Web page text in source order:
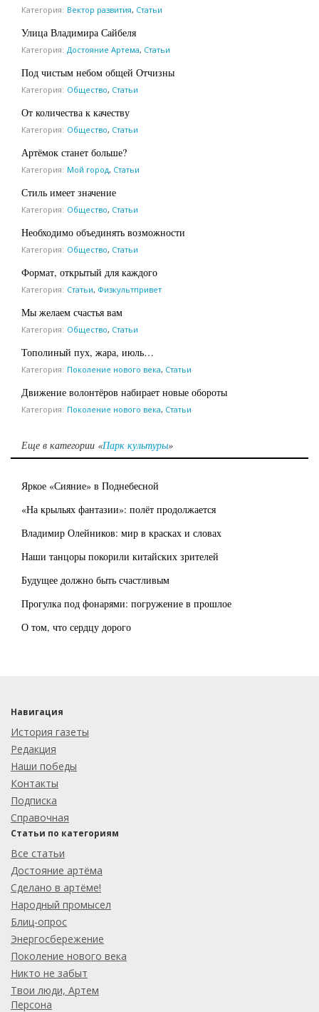
Категория: Вектор развития, Статьи
Улица Владимира Сайбеля
Категория: Достояние Артема, Статьи
Под чистым небом общей Отчизны
Категория: Общество, Статьи
От количества к качеству
Категория: Общество, Статьи
Артёмок станет больше?
Категория: Мой город, Статьи
Стиль имеет значение
Категория: Общество, Статьи
Необходимо объединять возможности
Категория: Общество, Статьи
Формат, открытый для каждого
Категория: Статьи, Физкультпривет
Мы желаем счастья вам
Категория: Общество, Статьи
Тополиный пух, жара, июль…
Категория: Поколение нового века, Статьи
Движение волонтёров набирает новые обороты
Категория: Поколение нового века, Статьи
Еще в категории «Парк культуры»
Яркое «Сияние» в Поднебесной
«На крыльях фантазии»: полёт продолжается
Владимир Олейников: мир в красках и словах
Наши танцоры покорили китайских зрителей
Будущее должно быть счастливым
Прогулка под фонарями: погружение в прошлое
О том, что сердцу дорого
Навигация
История газеты
Редакция
Наши победы
Контакты
Подписка
Справочная
Статьи по категориям
Все статьи
Достояние артёма
Сделано в артёме!
Народный промысел
Блиц-опрос
Энергосбережение
Поколение нового века
Никто не забыт
Твои люди, Артем
Персона